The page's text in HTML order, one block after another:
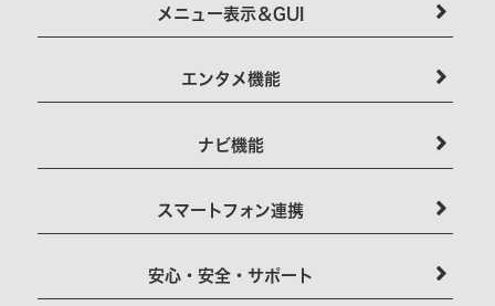
メニュー表示＆GUI
エンタメ機能
ナビ機能
スマートフォン連携
安心・安全・サポート